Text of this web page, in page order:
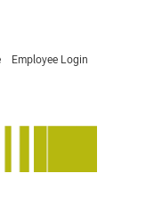
Employee Login